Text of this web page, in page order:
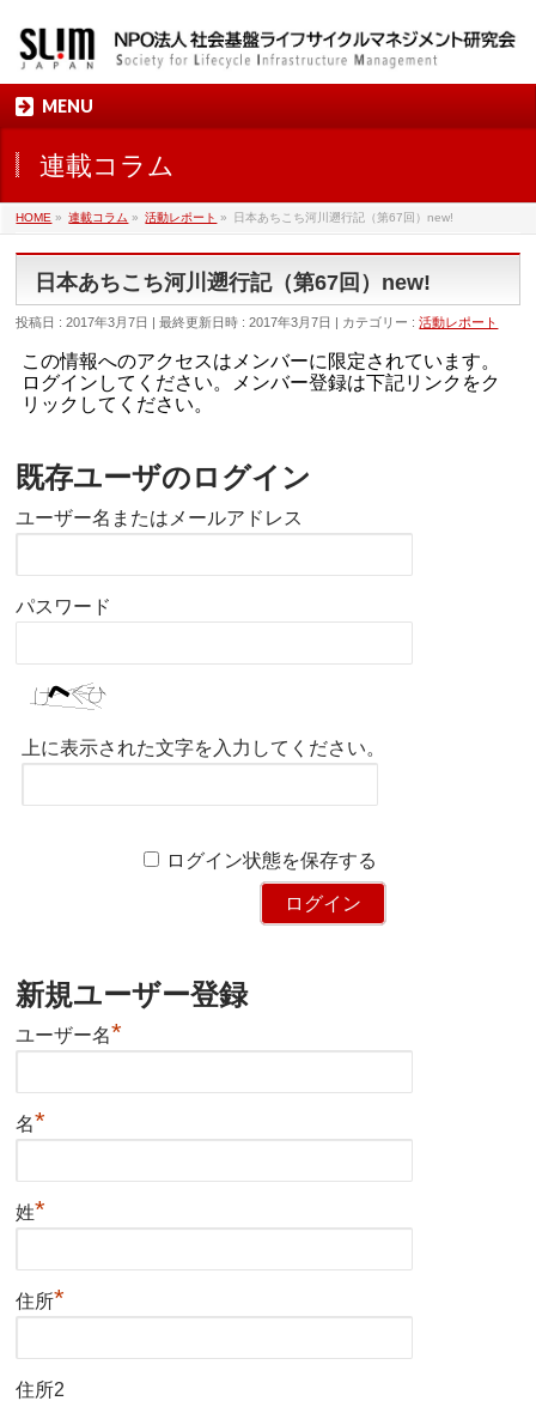
MENU
連載コラム
HOME » 連載コラム » 活動レポート » 日本あちこち河川遡行記（第67回）new!
日本あちこち河川遡行記（第67回）new!
投稿日 : 2017年3月7日 最終更新日時 : 2017年3月7日 カテゴリー :活動レポート
この情報へのアクセスはメンバーに限定されています。
ログインしてください。メンバー登録は下記リンクをク
リックしてください。
既存ユーザのログイン
ユーザー名またはメールアドレス
パスワード
上に表示された文字を入力してください。
ログイン状態を保存する
新規ユーザー登録
ユーザー名*
名*
姓*
住所*
住所2